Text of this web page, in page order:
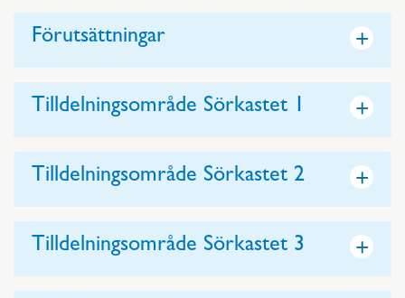
Förutsättningar +
Tilldelningsområde Sörkastet 1 +
Tilldelningsområde Sörkastet 2 +
Tilldelningsområde Sörkastet 3 +